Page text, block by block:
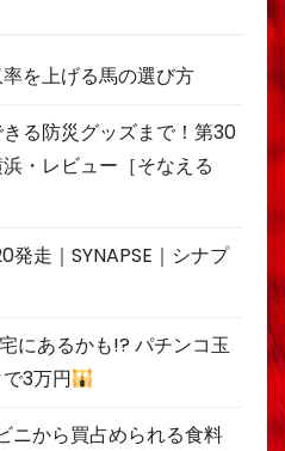
を上げる馬の選び方
る防災グッズまで！第30
・レビュー［そなえる
発走｜SYNAPSE｜シナプ
宅にあるかも!? パチンコ玉
3万円
ニから買占められる食料